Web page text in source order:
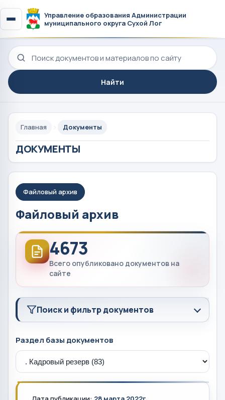
Управление образования Администрации
муниципального округа Сухой Лог
Поиск по сайту
Найти
Главная Документы
ДОКУМЕНТЫ
Файловый архив
Файловый архив
4673
Всего опубликовано документов на
сайте
Поиск и фильтр документов
Раздел базы документов